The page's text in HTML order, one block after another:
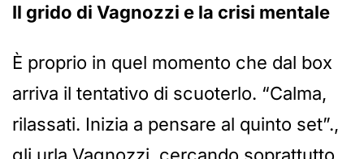
Il grido di Vagnozzi e la crisi mentale
È proprio in quel momento che dal box
arriva il tentativo di scuoterlo. “Calma,
rilassati. Inizia a pensare al quinto set”.,